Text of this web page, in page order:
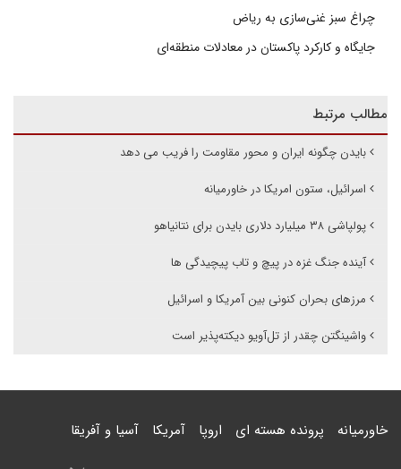
چراغ سبز غنی‌سازی به ریاض
جایگاه و کارکرد پاکستان در معادلات منطقه‌ای
مطالب مرتبط
بایدن چگونه ایران و محور مقاومت را فریب می دهد
اسرائیل، ستون امریکا در خاورمیانه
پولپاشی ۳۸ میلیارد دلاری بایدن برای نتانیاهو
آینده جنگ غزه در پیچ و تاب پیچیدگی ها
مرزهای بحران کنونی بین آمریکا و اسرائیل
واشینگتن چقدر از تل‌آویو دیکته‌پذیر است
خاورمیانه پرونده هسته ای اروپا آمریکا آسیا و آفریقا